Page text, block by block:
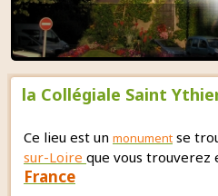
la Collégiale Saint
Ce lieu est un monument se
sur-Loire que vous trouverez
France